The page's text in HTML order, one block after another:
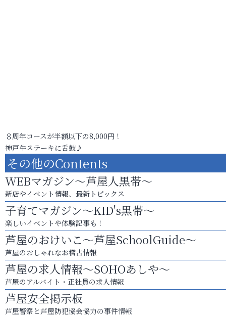
８周年コースが半額以下の8,000円！
神戸牛ステーキに舌鼓♪
その他のContents
WEBマガジン～芦屋人黒帯～
新店やイベント情報、最新トピックス
子育てマガジン～KID's黒帯～
楽しいイベントや体験記事も！
芦屋のおけいこ～芦屋SchoolGuide～
芦屋のおしゃれなお稽古情報
芦屋の求人情報～SOHOあしや～
芦屋のアルバイト・正社員の求人情報
芦屋安全掲示板
芦屋警察と芦屋防犯協会協力の事件情報